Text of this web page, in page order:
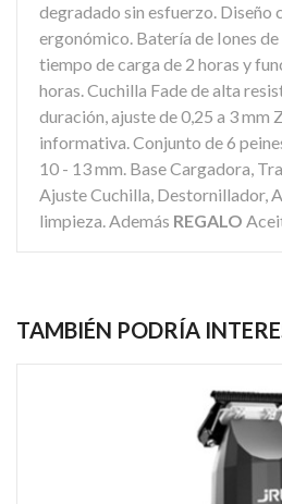
degradado sin esfuerzo. Diseño
ergonómico. Batería de Iones
tiempo de carga de 2 horas y
horas. Cuchilla Fade de alta
duración, ajuste de 0,25 a 3 mm
informativa. Conjunto de 6
10 - 13 mm. Base Cargadora,
Ajuste Cuchilla, Destornillador,
limpieza. Además REGALO
TAMBIÉN PODRÍA